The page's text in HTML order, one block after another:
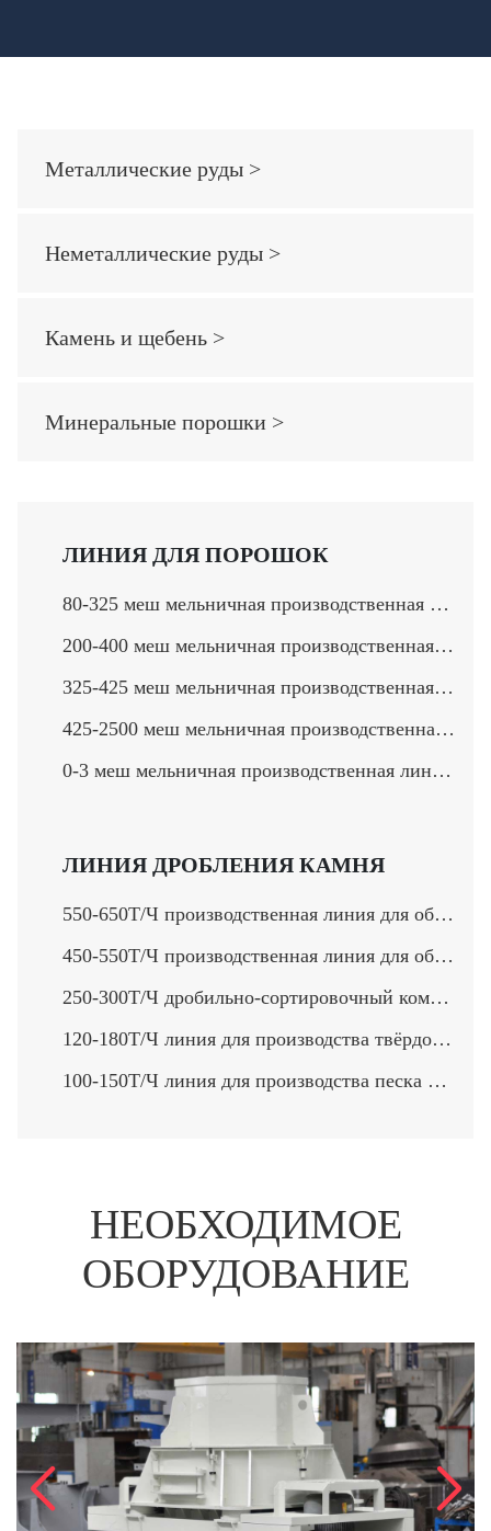
Металлические руды >
Неметаллические руды >
Камень и щебень >
Минеральные порошки >
ЛИНИЯ ДЛЯ ПОРОШОК
80-325 меш мельничная производственная линия >
200-400 меш мельничная производственная линия >
325-425 меш мельничная производственная линия >
425-2500 меш мельничная производственная линия >
0-3 меш мельничная производственная линия >
ЛИНИЯ ДРОБЛЕНИЯ КАМНЯ
550-650Т/Ч производственная линия для обработки камня>
450-550Т/Ч производственная линия для обработки твердого камня>
250-300Т/Ч дробильно-сортировочный комплекс>
120-180Т/Ч линия для производства твёрдого камени>
100-150Т/Ч линия для производства песка и щебня>
НЕОБХОДИМОЕ
ОБОРУДОВАНИЕ